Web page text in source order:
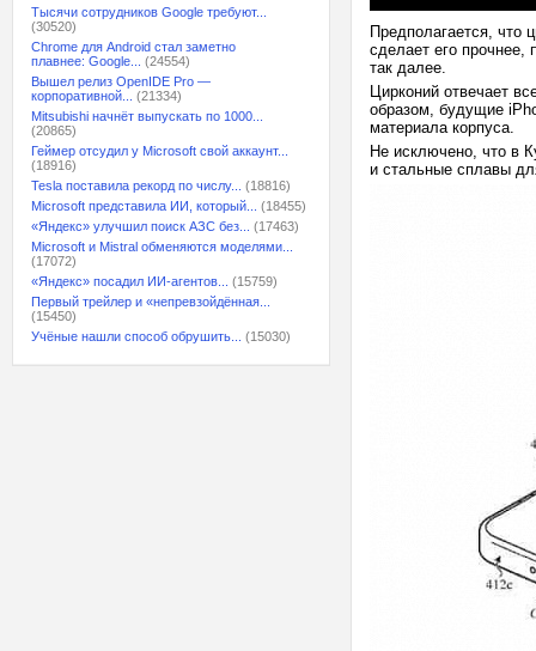
Тысячи сотрудников Google требуют...
(30520)
Chrome для Android стал заметно
плавнее: Google...
(24554)
Вышел релиз OpenIDE Pro —
корпоративной...
(21334)
Mitsubishi начнёт выпускать по 1000...
(20865)
Геймер отсудил у Microsoft свой аккаунт...
(18916)
Tesla поставила рекорд по числу...
(18816)
Microsoft представила ИИ, который...
(18455)
«Яндекс» улучшил поиск АЗС без...
(17463)
Microsoft и Mistral обменяются моделями...
(17072)
«Яндекс» посадил ИИ-агентов...
(15759)
Первый трейлер и «непревзойдённая...
(15450)
Учёные нашли способ обрушить...
(15030)
Предполагается, что
сделает его прочнее,
так далее.
Цирконий отвечает
образом, будущие
материала корпуса.
Не исключено, что в
и стальные сплавы